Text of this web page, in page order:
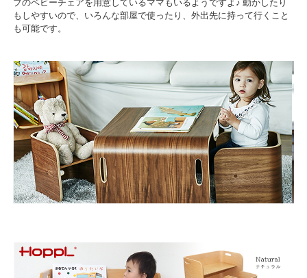
プのベビーチェアを用意しているママもいるようですよ♪ 動かしたり
もしやすいので、いろんな部屋で使ったり、外出先に持って行くこと
も可能です。